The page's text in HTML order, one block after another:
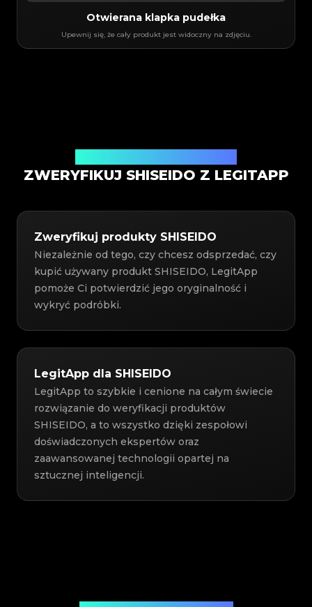
Otwierana klapka pudełka
Upewnij się, że cały produkt jest widoczny na zdjęciu.
ZWERYFIKUJ SHISEIDO Z LEGITAPP
Zweryfikuj produkty SHISEIDO
Niezależnie od tego, czy chcesz odsprzedać, czy
kupić używany produkt SHISEIDO, LegitApp
pomoże Ci potwierdzić jego oryginalność i
wykryć podróbki.
LegitApp dla SHISEIDO
LegitApp to szybkie i cenione na całym świecie
rozwiązanie do weryfikacji produktów
SHISEIDO, a to wszystko dzięki zespołowi
doświadczonych ekspertów oraz
zaawansowanej technologii opartej na
sztucznej inteligencji.